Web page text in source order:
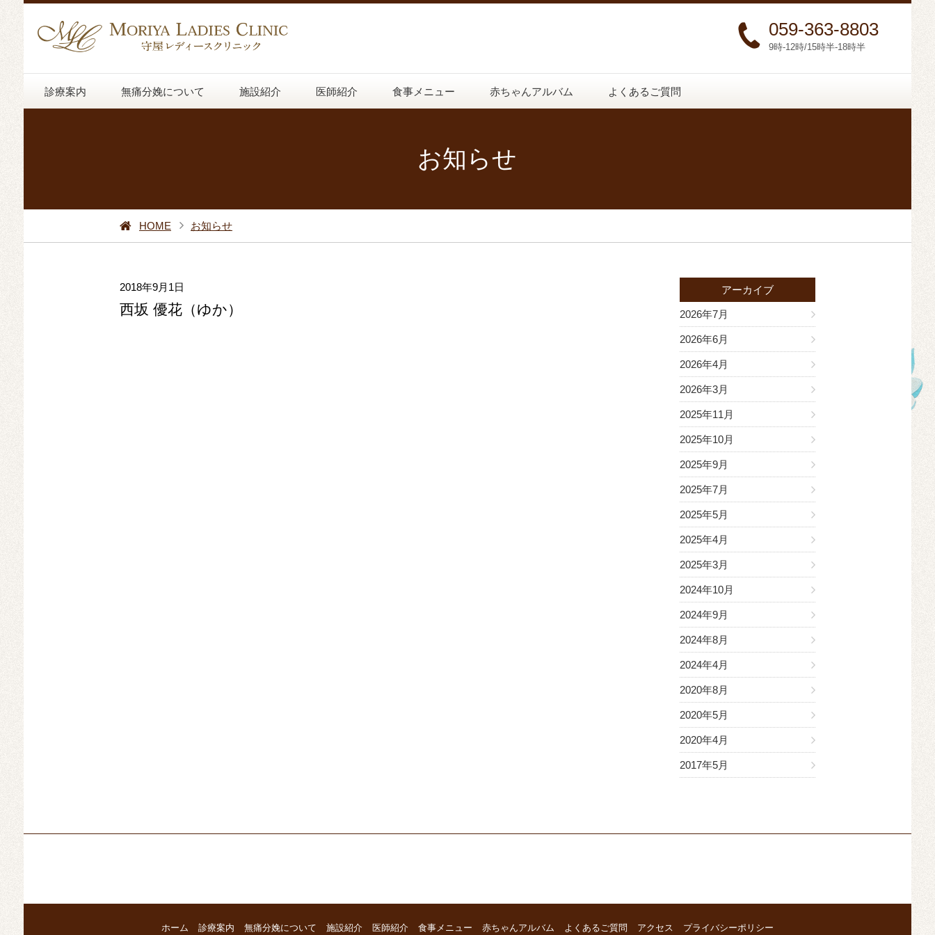
059-363-8803
9時-12時/15時半-18時半
診療案内 無痛分娩について 施設紹介 医師紹介 食事メニュー 赤ちゃんアルバム よくあるご質問
お知らせ
HOME お知らせ
2018年9月1日
西坂 優花（ゆか）
アーカイブ
2026年7月
2026年6月
2026年4月
2026年3月
2025年11月
2025年10月
2025年9月
2025年7月
2025年5月
2025年4月
2025年3月
2024年10月
2024年9月
2024年8月
2024年4月
2020年8月
2020年5月
2020年4月
2017年5月
ホーム 診療案内 無痛分娩について 施設紹介 医師紹介 食事メニュー 赤ちゃんアルバム よくあるご質問 アクセス プライバシーポリシー